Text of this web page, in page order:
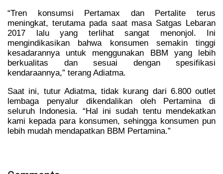
“Tren konsumsi Pertamax dan Pertalite terus
meningkat, terutama pada saat masa Satgas Lebaran
2017 lalu yang terlihat sangat menonjol. Ini
mengindikasikan bahwa konsumen semakin tinggi
kesadarannya untuk menggunakan BBM yang lebih
berkualitas dan sesuai dengan spesifikasi
kendaraannya,” terang Adiatma.
Saat ini, tutur Adiatma, tidak kurang dari 6.800 outlet
lembaga penyalur dikendalikan oleh Pertamina di
seluruh Indonesia. “Hal ini sudah tentu mendekatkan
kami kepada para konsumen, sehingga konsumen pun
lebih mudah mendapatkan BBM Pertamina.”